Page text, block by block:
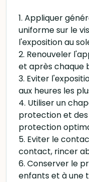
1. Appliquer
uniforme sur le
l'exposition au
2. Renouveler
et après chaque
3. Eviter
aux heures les
4. Utiliser un
protection et
protection
5. Eviter le
contact, rincer
6. Conserver le
enfants et à une